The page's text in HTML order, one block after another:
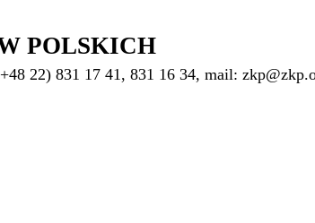
POLSKICH
22) 831 17 41, 831 16 34, mail: